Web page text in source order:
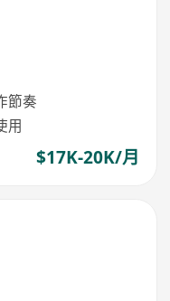
節奏
用
$17K-20K/月